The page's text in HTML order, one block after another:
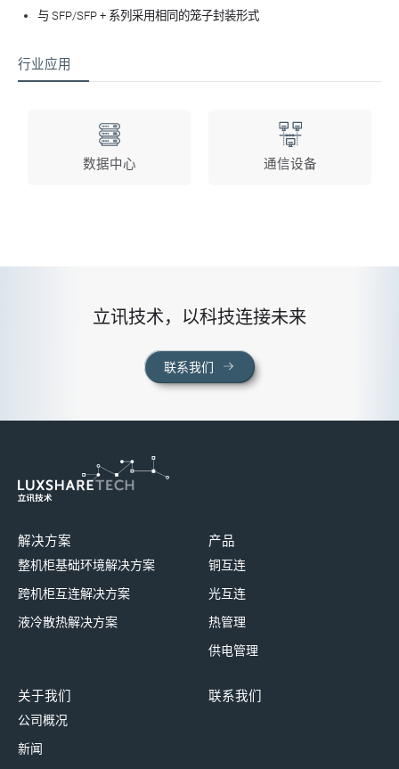
与 SFP/SFP + 系列采用相同的笼子封装形式
行业应用
数据中心 通信设备
立讯技术，以科技连接未来
联系我们
解决方案
整机柜基础环境解决方案
跨机柜互连解决方案
液冷散热解决方案
产品
铜互连
光互连
热管理
供电管理
关于我们
公司概况
新闻
联系我们